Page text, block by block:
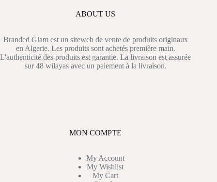
ABOUT US
Branded Glam est un siteweb de vente de produits originaux
en Algerie. Les produits sont achetés première main.
L'authenticité des produits est garantie. La livraison est assurée
sur 48 wilayas avec un paiement à la livraison.
MON COMPTE
My Account
My Wishlist
My Cart